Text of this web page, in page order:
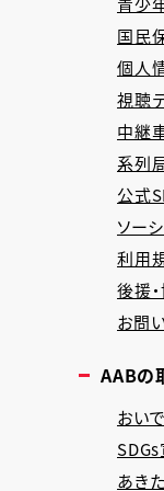
国民
個人
視聴
中継
系列
公式
ソー
利用
後援
お問
AABの
おい
あき